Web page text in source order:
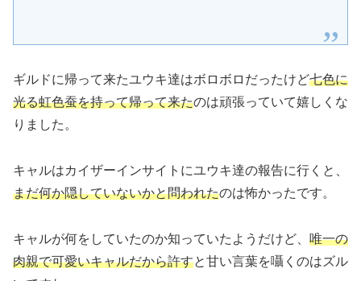
ギルドに帰って来たユウキ達はボロボロだったけど七色に
光る虹色蚕を持って帰って来たのは頑張っていて嬉しくな
りました。
キャルはカイザーインサイトにユウキ達の報告に行くと、
まだ何か隠していないかと問われたのは怖かったです。
キャルが何をしていたのか知っていたようだけど、 唯一の
肉親で可愛いキャルだから許すと甘い言葉を囁くのはズル